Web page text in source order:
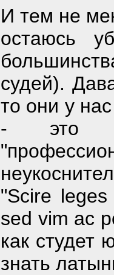
И тем не
остаюсь
судей).
то они у
- это
"Scire
sed vim ac
как студет
знать